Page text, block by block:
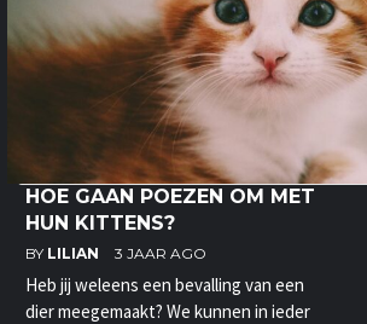
HOE GAAN POEZEN OM MET
HUN KITTENS?
BY LILIAN 3 JAAR AGO
Heb jij weleens een bevalling van een
dier meegemaakt? We kunnen in ieder